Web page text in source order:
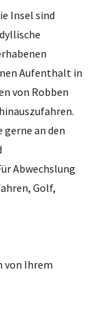
Insel sind
Aufenthalt in
von Robben
an den
Abwechslung
Golf,
von Ihrem